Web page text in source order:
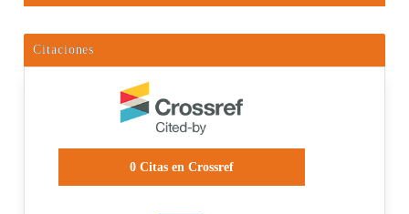
Citaciones
0Citas en Crossref